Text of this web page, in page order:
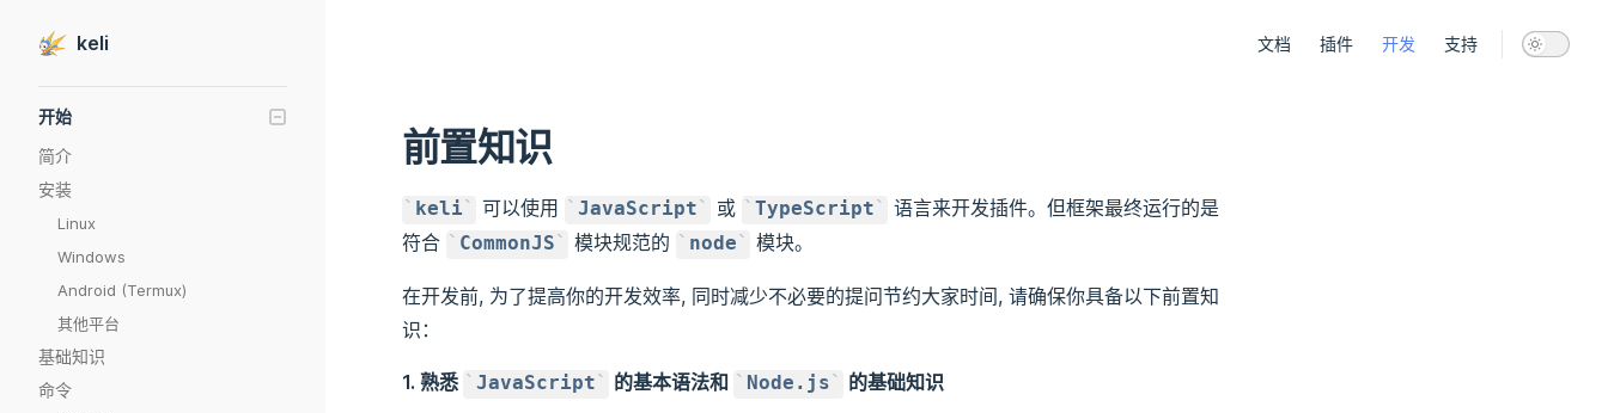
Skip to content
keli 文档 插件 开发 支持
开始
简介
安装
Linux
Windows
Android (Termux)
其他平台
基础知识
命令
前置知识
keli 可以使用 JavaScript 或 TypeScript
语言来开发插件。但框架最终运行的是
符合
CommonJS 模块规范的 node 模块。
在开发前, 为了提高你的开发效率, 同时减少不必要的提问节约大家时间, 请确保你具备以下前置知
识：
1. 熟悉 JavaScript 的基本语法和 Node.js 的基础知识